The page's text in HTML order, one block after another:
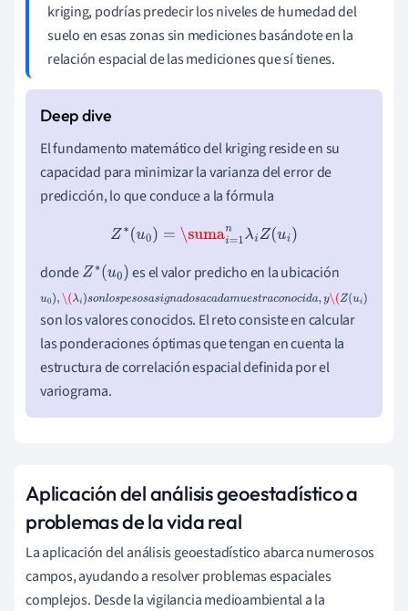
kriging, podrías predecir los niveles de humedad del
suelo en esas zonas sin mediciones basándote en la
relación espacial de las mediciones que sí tienes.
El fundamento matemático del kriging reside en su
capacidad para minimizar la varianza del error de
predicción, lo que conduce a la fórmula
Z∗(u 0)= \sumai=1nλiZ(ui)
dondeZ∗(u0) es el valor predicho en la ubicación
u0),\
(λi)sonlospesosasignados acadamuestraconocida,y\
(Z(ui)
son los valores conocidos. El reto consiste en calcular
las ponderaciones óptimas que tengan en cuenta la
estructura de correlación espacial definida por el
variograma.
Aplicación del análisis geoestadístico a
problemas de la vida real
La aplicación del análisis geoestadístico abarca numerosos
campos, ayudando a resolver problemas espaciales
complejos. Desde la vigilancia medioambiental a la